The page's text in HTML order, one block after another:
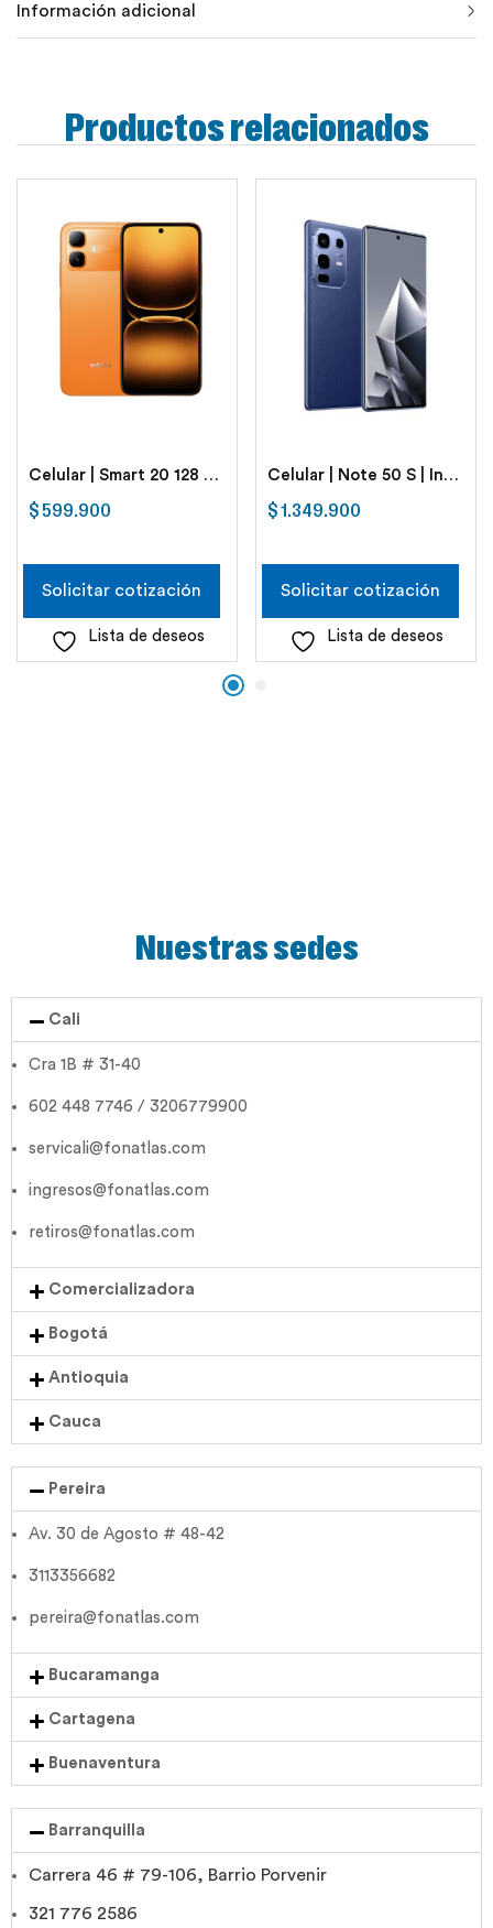
Información adicional
Productos relacionados
Celular | Smart 20 128 Gb 8 Gb Ram | Infinix
$599.900
Solicitar cotización
Lista de deseos
Celular | Note 50 S | Infinix |
$1.349.900
Solicitar cotización
Lista de deseos
Nuestras sedes
Cali
Cra 1B # 31-40
602 448 7746 / 3206779900
servicali@fonatlas.com
ingresos@fonatlas.com
retiros@fonatlas.com
Comercializadora
Bogotá
Antioquia
Cauca
Pereira
Av. 30 de Agosto # 48-42
3113356682
pereira@fonatlas.com
Bucaramanga
Cartagena
Buenaventura
Barranquilla
Carrera 46 # 79-106, Barrio Porvenir
321 776 2586